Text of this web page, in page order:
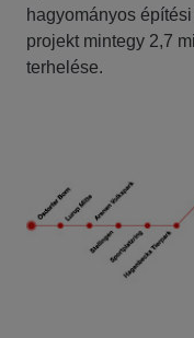
hagyományos
projekt mintegy 2,7
terhelése.